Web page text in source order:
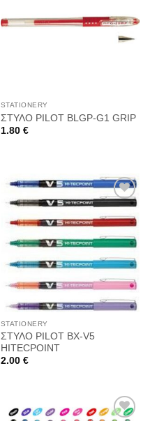
Προσθήκη
στη
Wishlist
STATIONERY
ΣΤΥΛΟ PILOT BLGP-G1 GRIP
1.80 €
στη
STATIONERY
ΣΤΥΛΟ PILOT BX-V5
HITECPOINT
2.00 €